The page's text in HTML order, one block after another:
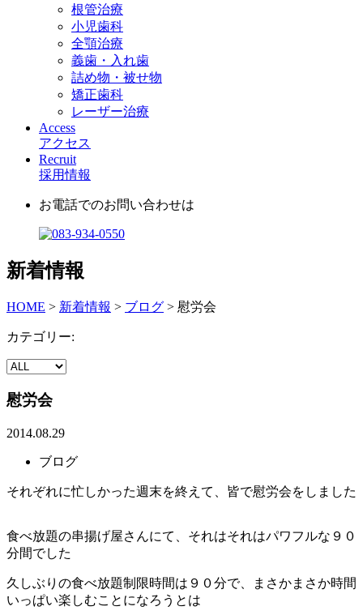
根管治療
小児歯科
全顎治療
義歯・入れ歯
詰め物・被せ物
矯正歯科
レーザー治療
Access
アクセス
Recruit
採用情報
お電話でのお問い合わせは
新着情報
HOME > 新着情報 > ブログ > 慰労会
カテゴリー:
慰労会
2014.08.29
ブログ
それぞれに忙しかった週末を終えて、皆で慰労会をしました
食べ放題の串揚げ屋さんにて、それはそれはパワフルな９０
分間でした
久しぶりの食べ放題制限時間は９０分で、まさかまさか時間
いっぱい楽しむことになろうとは